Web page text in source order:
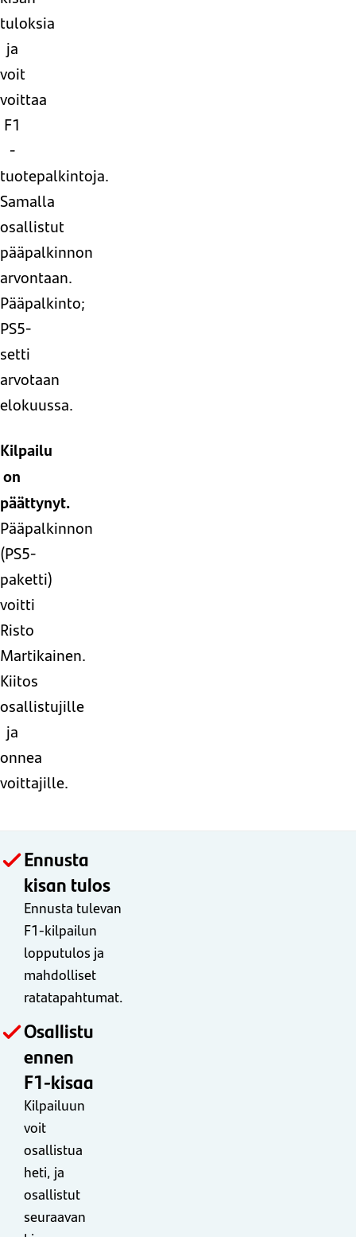
tuloksia
ja
voit
voittaa
F1
-
tuotepalkintoja.
Samalla
osallistut
pääpalkinnon
arvontaan.
Pääpalkinto;
PS5-
setti
arvotaan
elokuussa.
Kilpailu
on
päättynyt.
Pääpalkinnon
(PS5-
paketti)
voitti
Risto
Martikainen.
Kiitos
osallistujille
ja
onnea
voittajille.
Ennusta
kisan tulos
Ennusta tulevan
F1-kilpailun
lopputulos ja
mahdolliset
ratatapahtumat.
Osallistu
ennen
F1-kisaa
Kilpailuun
voit
osallistua
heti, ja
osallistut
seuraavan